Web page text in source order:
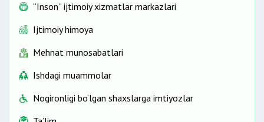
“Inson” ijtimoiy xizmatlar markazlari
Ijtimoiy himoya
Mehnat munosabatlari
Ishdagi muammolar
Nogironligi bo‘lgan shaxslarga imtiyozlar